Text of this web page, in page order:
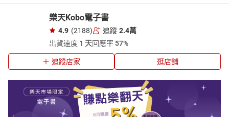
樂天Kobo電子書
4.9 (2188) 追蹤 2.4萬
出貨速度 1 天回應率57%
追蹤店家 逛店舖